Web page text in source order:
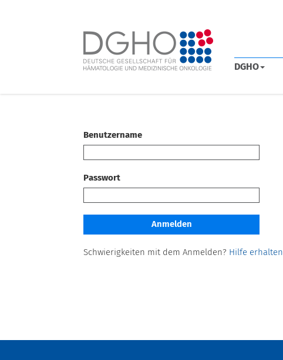
DGHO
Benutzername
Passwort
Schwierigkeiten mit dem Anmelden? Hilfe erhalten